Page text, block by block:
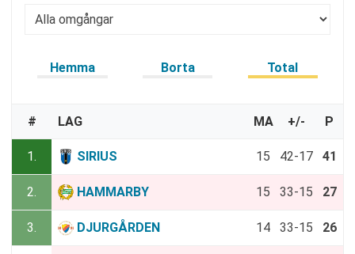
Hemma Borta Total
# LAG MA +/- P
1. SIRIUS 15 42-17 41
2. HAMMARBY 15 33-15 27
3. DJURGÅRDEN 14 33-15 26